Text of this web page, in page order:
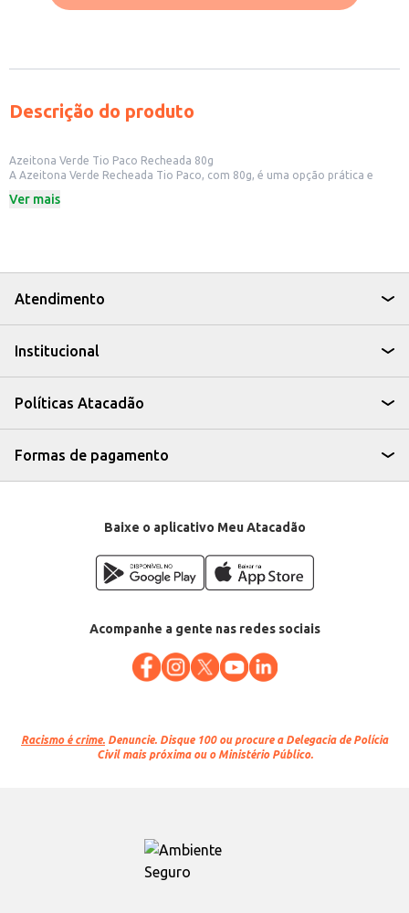
Descrição do produto
Azeitona Verde Tio Paco Recheada 80g
A Azeitona Verde Recheada Tio Paco, com 80g, é uma opção prática e
consumo imediato, ela pode ser utilizada em diversas receitas ou apreciada
Utilize como ingrediente em pizzas e tortas.
Combine com outros petiscos em momentos de descontração.
A Azeitona Verde Recheada Tio Paco é uma escolha saborosa e
Ver mais
Atendimento
Institucional
Políticas Atacadão
Formas de pagamento
Baixe o aplicativo Meu Atacadão
Acompanhe a gente nas redes sociais
Racismo é crime. Denuncie. Disque 100 ou procure a Delegacia de Polícia
Civil mais próxima ou o Ministério Público.